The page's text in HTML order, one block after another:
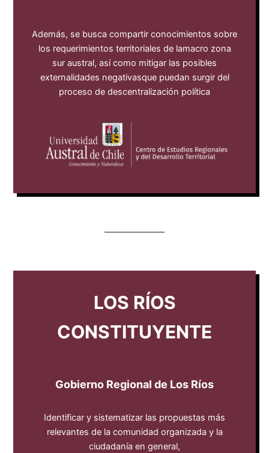
Además, se busca compartir conocimientos sobre
los requerimientos territoriales de lamacro zona
sur austral, así como mitigar las posibles
externalidades negativasque puedan surgir del
proceso de descentralización política
LOS RÍOS
CONSTITUYENTE
Gobierno Regional de Los Ríos
Identificar y sistematizar las propuestas más
relevantes de la comunidad organizada y la
ciudadanía en general,